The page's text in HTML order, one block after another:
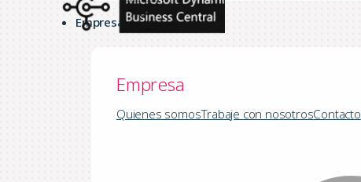
Empresa
Empresa
Quienes somosTrabaje con nosotrosContacto